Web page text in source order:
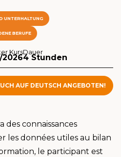
UNTERHALTUNG
BERUFE
Kurs
2026
Dauer
4 Stunden
AUF DEUTSCH ANGEBOTEN!
des connaissances
les données utiles au bilan
le participant est